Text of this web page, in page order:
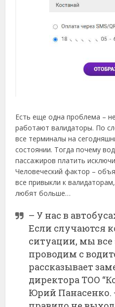
Есть еще одна проблема –
работают валидаторы. По
все терминалы на
состоянии. Тогда почему
пассажиров платить
Человеческий фактор –
все привыкли к
любят больше…
– У нас в
Если случаются
ситуации, мы все
проводим с
рассказывает
директора ТОО
Юрий Панасенко.